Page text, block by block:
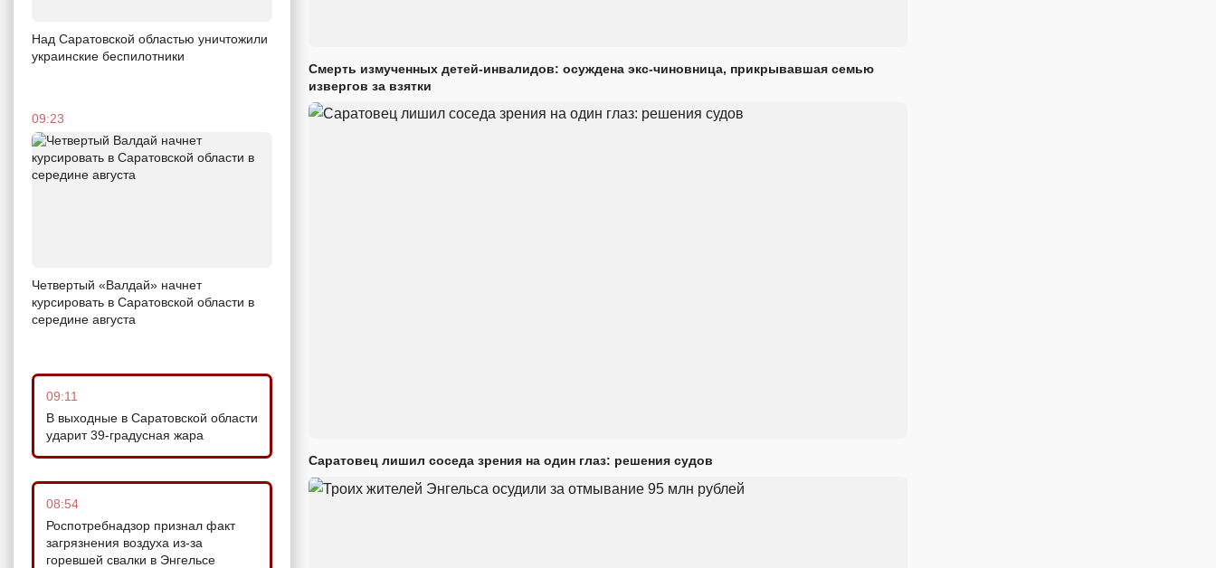
Над Саратовской областью уничтожили
украинские беспилотники
09:23
Четвертый «Валдай» начнет
курсировать в Саратовской области в
середине августа
09:11
В выходные в Саратовской области
ударит 39-градусная жара
08:54
Роспотребнадзор признал факт
загрязнения воздуха из-за
горевшей свалки в Энгельсе
Смерть измученных детей-инвалидов: осуждена экс-чиновница, прикрывавшая семью
извергов за взятки
Саратовец лишил соседа зрения на один глаз: решения судов